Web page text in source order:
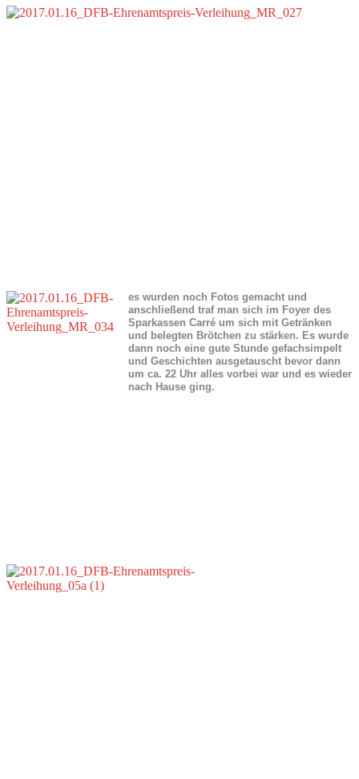
es wurden noch Fotos gemacht und
anschließend traf man sich im Foyer des
Sparkassen Carré um sich mit Getränken
und belegten Brötchen zu stärken. Es wurde
dann noch eine gute Stunde gefachsimpelt
und Geschichten ausgetauscht bevor dann
um ca. 22 Uhr alles vorbei war und es wieder
nach Hause ging.